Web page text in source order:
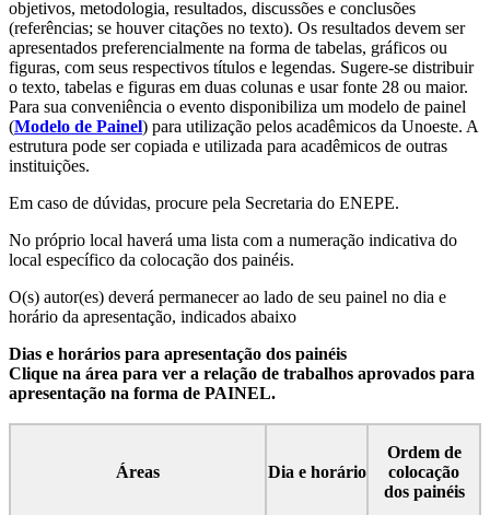
objetivos, metodologia, resultados, discussões e conclusões
(referências; se houver citações no texto). Os resultados devem ser
apresentados preferencialmente na forma de tabelas, gráficos ou
figuras, com seus respectivos títulos e legendas. Sugere-se distribuir
o texto, tabelas e figuras em duas colunas e usar fonte 28 ou maior.
Para sua conveniência o evento disponibiliza um modelo de painel
(Modelo de Painel) para utilização pelos acadêmicos da Unoeste. A
estrutura pode ser copiada e utilizada para acadêmicos de outras
instituições.
Em caso de dúvidas, procure pela Secretaria do ENEPE.
No próprio local haverá uma lista com a numeração indicativa do
local específico da colocação dos painéis.
O(s) autor(es) deverá permanecer ao lado de seu painel no dia e
horário da apresentação, indicados abaixo
Dias e horários para apresentação dos painéis
Clique na área para ver a relação de trabalhos aprovados para
apresentação na forma de PAINEL.
Áreas Dia e horário
Ordem de
colocação
dos painéis